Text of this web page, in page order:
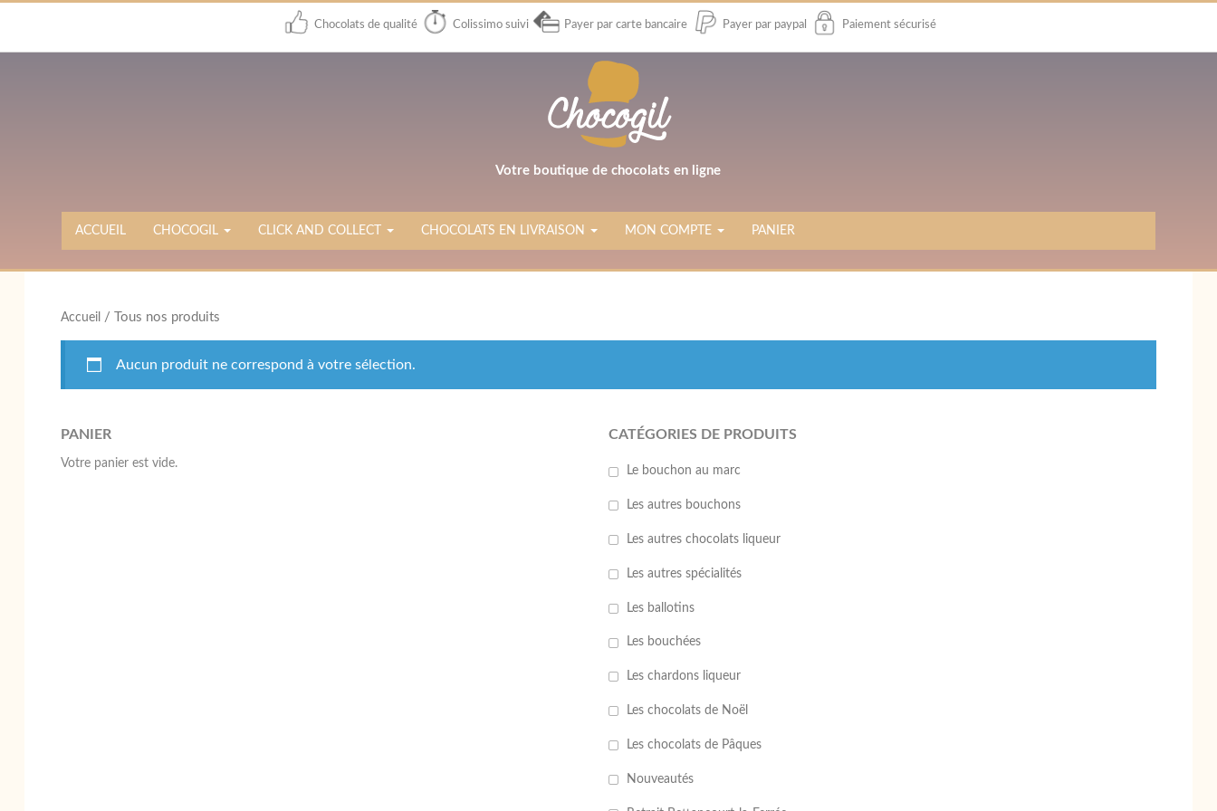
Chocolats de qualité Colissimo suivi Payer par carte bancaire Payer par paypal Paiement sécurisé
Votre boutique de chocolats en ligne
ACCUEIL CHOCOGIL CLICK AND COLLECT CHOCOLATS EN LIVRAISON MON COMPTE PANIER
Accueil / Tous nos produits
Aucun produit ne correspond à votre sélection.
PANIER
Votre panier est vide.
CATÉGORIES DE PRODUITS
Le bouchon au marc
Les autres bouchons
Les autres chocolats liqueur
Les autres spécialités
Les ballotins
Les bouchées
Les chardons liqueur
Les chocolats de Noël
Les chocolats de Pâques
Nouveautés